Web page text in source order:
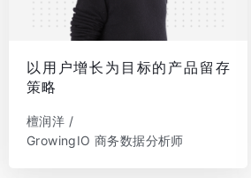
以用户增长为目标的产品留存
策略
檀润洋 /
GrowingIO 商务数据分析师